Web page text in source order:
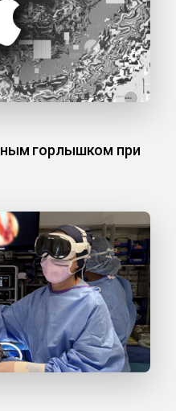
горлышком при